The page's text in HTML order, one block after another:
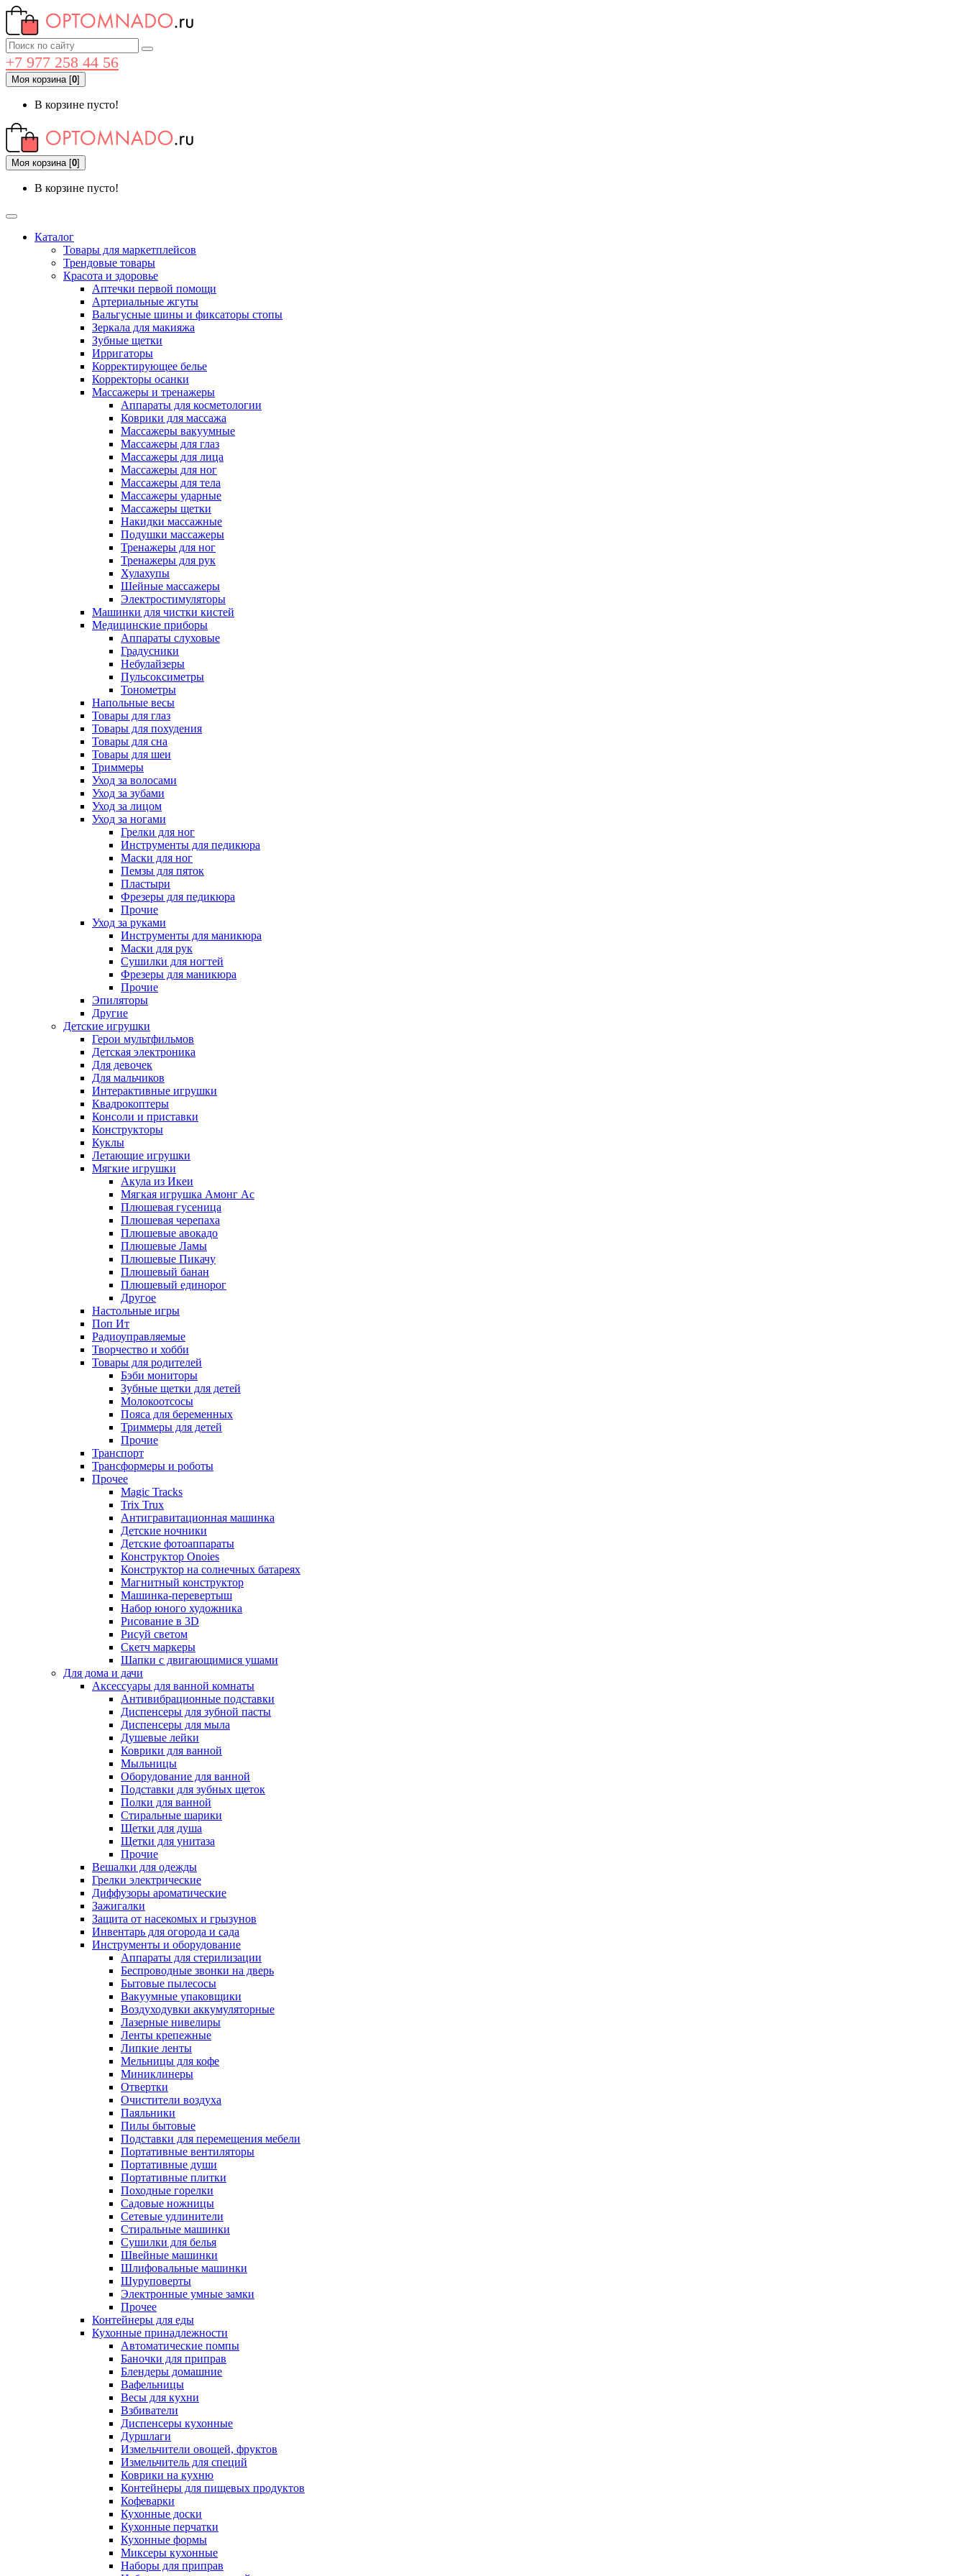
+7 977 258 44 56
Моя корзина[0]
В корзине пусто!
Моя корзина[0]
В корзине пусто!
Каталог
Товары для маркетплейсов
Трендовые товары
Красота и здоровье
Аптечки первой помощи
Артериальные жгуты
Вальгусные шины и фиксаторы стопы
Зеркала для макияжа
Зубные щетки
Ирригаторы
Корректирующее белье
Корректоры осанки
Массажеры и тренажеры
Аппараты для косметологии
Коврики для массажа
Массажеры вакуумные
Массажеры для глаз
Массажеры для лица
Массажеры для ног
Массажеры для тела
Массажеры ударные
Массажеры щетки
Накидки массажные
Подушки массажеры
Тренажеры для ног
Тренажеры для рук
Хулахупы
Шейные массажеры
Электростимуляторы
Машинки для чистки кистей
Медицинские приборы
Аппараты слуховые
Градусники
Небулайзеры
Пульсоксиметры
Тонометры
Напольные весы
Товары для глаз
Товары для похудения
Товары для сна
Товары для шеи
Триммеры
Уход за волосами
Уход за зубами
Уход за лицом
Уход за ногами
Грелки для ног
Инструменты для педикюра
Маски для ног
Пемзы для пяток
Пластыри
Фрезеры для педикюра
Прочие
Уход за руками
Инструменты для маникюра
Маски для рук
Сушилки для ногтей
Фрезеры для маникюра
Прочие
Эпиляторы
Другие
Детские игрушки
Герои мультфильмов
Детская электроника
Для девочек
Для мальчиков
Интерактивные игрушки
Квадрокоптеры
Консоли и приставки
Конструкторы
Куклы
Летающие игрушки
Мягкие игрушки
Акула из Икеи
Мягкая игрушка Амонг Ас
Плюшевая гусеница
Плюшевая черепаха
Плюшевые авокадо
Плюшевые Ламы
Плюшевые Пикачу
Плюшевый банан
Плюшевый единорог
Другое
Настольные игры
Поп Ит
Радиоуправляемые
Творчество и хобби
Товары для родителей
Бэби мониторы
Зубные щетки для детей
Молокоотсосы
Пояса для беременных
Триммеры для детей
Прочие
Транспорт
Трансформеры и роботы
Прочее
Magic Tracks
Trix Trux
Антигравитационная машинка
Детские ночники
Детские фотоаппараты
Конструктор Onoies
Конструктор на солнечных батареях
Магнитный конструктор
Машинка-перевертыш
Набор юного художника
Рисование в 3D
Рисуй светом
Скетч маркеры
Шапки с двигающимися ушами
Для дома и дачи
Аксессуары для ванной комнаты
Антивибрационные подставки
Диспенсеры для зубной пасты
Диспенсеры для мыла
Душевые лейки
Коврики для ванной
Мыльницы
Оборудование для ванной
Подставки для зубных щеток
Полки для ванной
Стиральные шарики
Щетки для душа
Щетки для унитаза
Прочие
Вешалки для одежды
Грелки электрические
Диффузоры ароматические
Зажигалки
Защита от насекомых и грызунов
Инвентарь для огорода и сада
Инструменты и оборудование
Аппараты для стерилизации
Беспроводные звонки на дверь
Бытовые пылесосы
Вакуумные упаковщики
Воздуходувки аккумуляторные
Лазерные нивелиры
Ленты крепежные
Липкие ленты
Мельницы для кофе
Миниклинеры
Отвертки
Очистители воздуха
Паяльники
Пилы бытовые
Подставки для перемещения мебели
Портативные вентиляторы
Портативные души
Портативные плитки
Походные горелки
Садовые ножницы
Сетевые удлинители
Стиральные машинки
Сушилки для белья
Швейные машинки
Шлифовальные машинки
Шуруповерты
Электронные умные замки
Прочее
Контейнеры для еды
Кухонные принадлежности
Автоматические помпы
Баночки для приправ
Блендеры домашние
Вафельницы
Весы для кухни
Взбиватели
Диспенсеры кухонные
Дуршлаги
Измельчители овощей, фруктов
Измельчитель для специй
Коврики на кухню
Контейнеры для пищевых продуктов
Кофеварки
Кухонные доски
Кухонные перчатки
Кухонные формы
Миксеры кухонные
Наборы для приправ